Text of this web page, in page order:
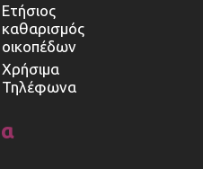
Ετήσιος
καθαρισμός
οικοπέδων
Χρήσιμα
Τηλέφωνα